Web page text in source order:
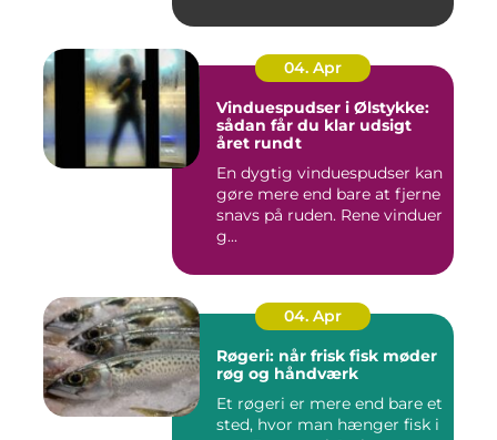
04. Apr
Vinduespudser i Ølstykke:
sådan får du klar udsigt
året rundt
En dygtig vinduespudser kan
gøre mere end bare at fjerne
snavs på ruden. Rene vinduer
g...
04. Apr
Røgeri: når frisk fisk møder
røg og håndværk
Et røgeri er mere end bare et
sted, hvor man hænger fisk i